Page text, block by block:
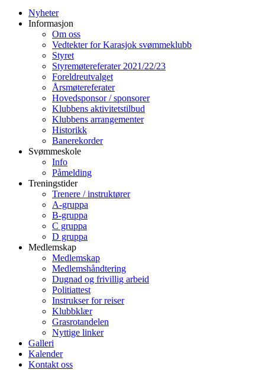
Nyheter
Informasjon
Om oss
Vedtekter for Karasjok svømmeklubb
Styret
Styremøtereferater 2021/22/23
Foreldreutvalget
Årsmøtereferater
Hovedsponsor / sponsorer
Klubbens aktivitetstilbud
Klubbens arrangementer
Historikk
Banerekorder
Svømmeskole
Info
Påmelding
Treningstider
Trenere / instruktører
A-gruppa
B-gruppa
C gruppa
D gruppa
Medlemskap
Medlemskap
Medlemshåndtering
Dugnad og frivillig arbeid
Politiattest
Instrukser for reiser
Klubbklær
Grasrotandelen
Nyttige linker
Galleri
Kalender
Kontakt oss